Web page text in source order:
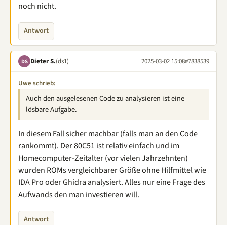
noch nicht.
Antwort
DS Dieter S.(ds1) 2025-03-02 15:08#7838539
Uwe schrieb:
Auch den ausgelesenen Code zu analysieren ist eine
lösbare Aufgabe.
In diesem Fall sicher machbar (falls man an den Code
rankommt). Der 80C51 ist relativ einfach und im
Homecomputer-Zeitalter (vor vielen Jahrzehnten)
wurden ROMs vergleichbarer Größe ohne Hilfmittel wie
IDA Pro oder Ghidra analysiert. Alles nur eine Frage des
Aufwands den man investieren will.
Antwort